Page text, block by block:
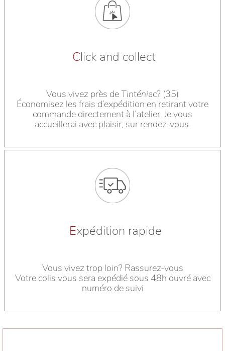
Click and collect
Vous vivez près de Tinténiac? (35)
Économisez les frais d’expédition en retirant votre
commande directement à l’atelier. Je vous
accueillerai avec plaisir, sur rendez-vous.
Expédition rapide
Vous vivez trop loin? Rassurez-vous
Votre colis vous sera expédié sous 48h ouvré avec
numéro de suivi